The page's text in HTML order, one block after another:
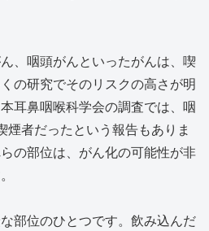
、咽頭がんといったがんは、喫
の研究でそのリスクの高さが明
耳鼻咽喉科学会の調査では、咽
煙者だったという報告もありま
の部位は、がん化の可能性が非
部位のひとつです。飲み込んだ